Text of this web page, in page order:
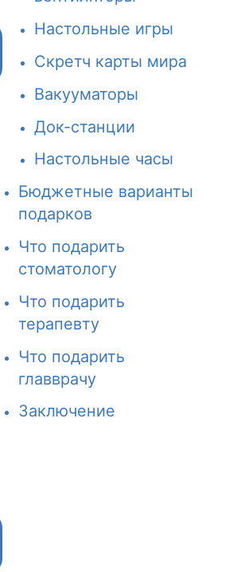
Настольные игры
Скретч карты мира
Вакууматоры
Док-станции
Настольные часы
Бюджетные варианты
подарков
Что подарить
стоматологу
Что подарить
терапевту
Что подарить
главврачу
Заключение